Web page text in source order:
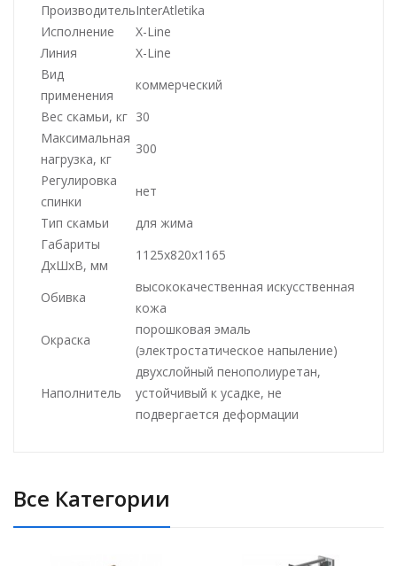
ПроизводительInterAtletika
Исполнение
X-Line
Линия
X-Line
Вид
применения
коммерческий
Вес скамьи, кг 30
Максимальная
нагрузка, кг
300
Регулировка
спинки
нет
Тип скамьи
для жима
Габариты
ДхШхВ, мм
1125х820х1165
Обивка
высококачественная искусственная
кожа
Окраска
порошковая эмаль
(электростатическое напыление)
Наполнитель
двухслойный пенополиуретан,
устойчивый к усадке, не
подвергается деформации
Все Категории